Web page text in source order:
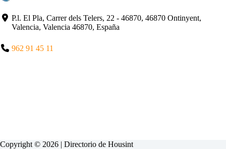
P.l. El Pla, Carrer dels Telers, 22 - 46870, 46870 Ontinyent,
Valencia, Valencia 46870, España
962 91 45 11
Copyright © 2026 | Directorio de Housint